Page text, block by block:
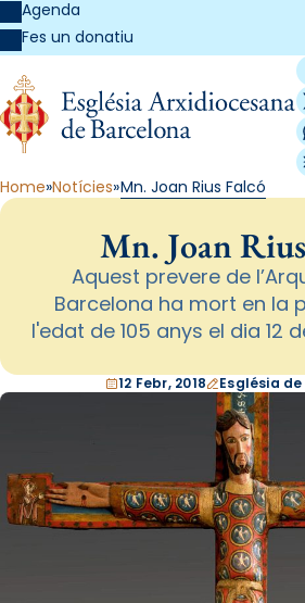
Agenda
Fes un donatiu
Home Notícies Mn. Joan Rius Falcó
Mn. Joan
Aquest prevere de
Barcelona ha mort en la
l'edat de 105 anys el dia 12
12 Febr, 2018 Església